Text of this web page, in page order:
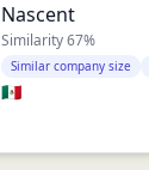
Nascent
Similarity67%
Similar company size
🇲🇽